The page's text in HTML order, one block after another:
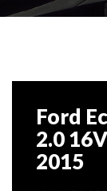
Ford
2.0
2015